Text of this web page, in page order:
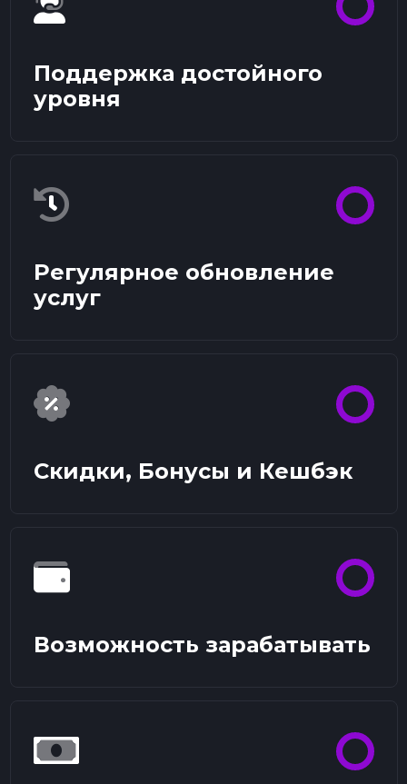
Поддержка достойного
уровня
Регулярное обновление
услуг
Скидки, Бонусы и Кешбэк
Возможность зарабатывать